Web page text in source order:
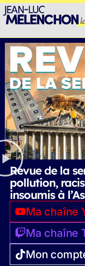
Revue de la
pollution,
insoumis à
Ma chaîne
Ma chaîne
Mon